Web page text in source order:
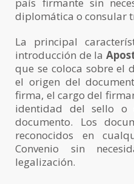
diplomática o consular
La principal
introducción de la
que se coloca sobre el
el origen del
firma, el cargo del
identidad del sello o
documento. Los
reconocidos en
Convenio sin
legalización.